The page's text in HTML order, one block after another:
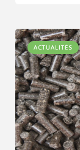
ACTUALITÉS